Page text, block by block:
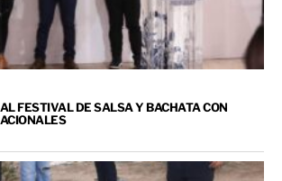
FESTIVAL DE SALSA Y BACHATA CON